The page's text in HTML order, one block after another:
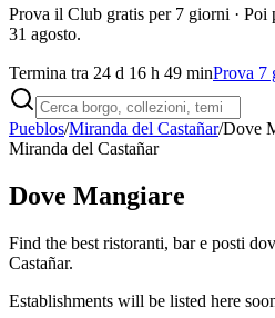
Prova il Club gratis per 7 giorni · Poi
31 agosto.
Termina tra 24 d 16 h 49 minProva 7
Pueblos/Miranda del Castañar/Dove
Miranda del Castañar
Dove Mangiare
Find the best ristoranti, bar e posti
Castañar.
Establishments will be listed here